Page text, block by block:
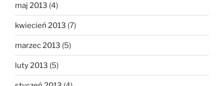
maj 2013 (4)
kwiecień 2013 (7)
marzec 2013 (5)
luty 2013 (5)